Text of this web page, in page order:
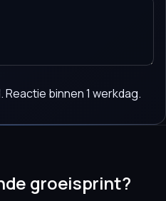
Reactie binnen 1 werkdag.
groeisprint?